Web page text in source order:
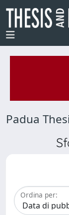
Padua
Ordina per: